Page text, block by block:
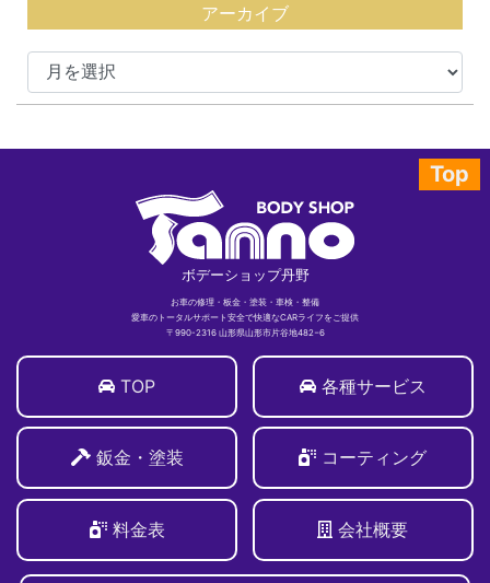
アーカイブ
Top
ボデーショップ丹野
お車の修理・板金・塗装・車検・整備
愛車のトータルサポート安全で快適なCARライフをご提供
〒990-2316 山形県山形市片谷地482−6
TOP 各種サービス
鈑金・塗装 コーティング
料金表 会社概要